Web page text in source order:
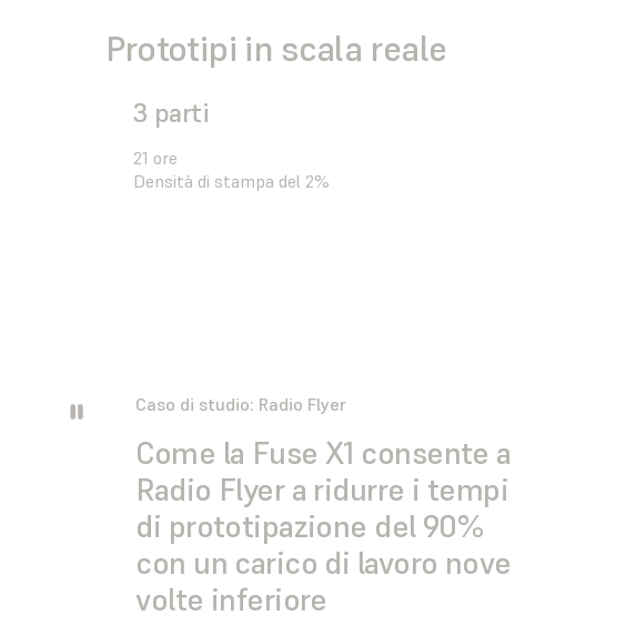
Prototipi in scala reale
3 parti
21 ore
Densità di stampa del 2%
Caso di studio: Radio Flyer
Come la Fuse X1 consente a
Radio Flyer a ridurre i tempi
di prototipazione del 90%
con un carico di lavoro nove
volte inferiore